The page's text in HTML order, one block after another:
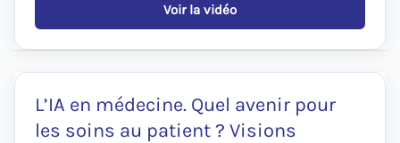
Voir la vidéo
:
L’impact
psychologique
chronique
sur
le
L’IA en médecine. Quel avenir pour
les soins au patient ? Visions